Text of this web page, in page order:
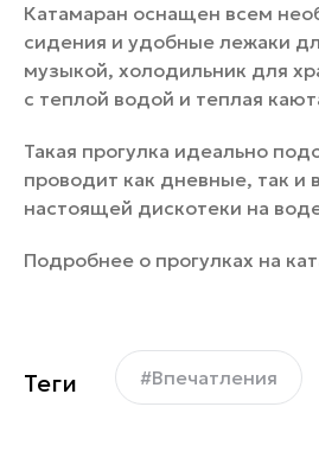
Катамаран оснащен всем
сидения и удобные лежаки
музыкой, холодильник для
с теплой водой и теплая
Такая прогулка идеально
проводит как дневные, так
настоящей дискотеки на
Подробнее о прогулках на
Теги #Впечатления